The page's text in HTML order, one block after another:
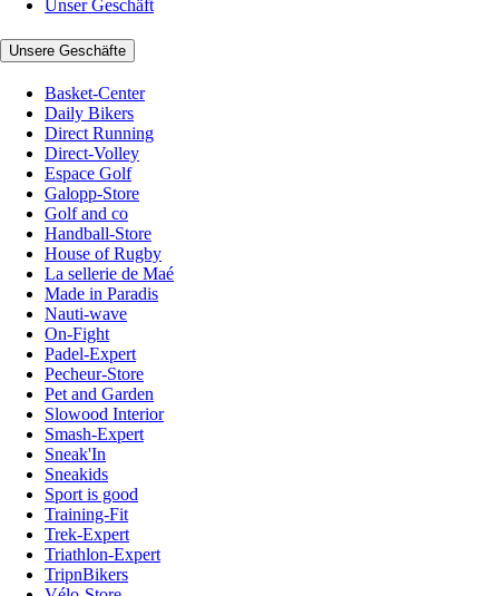
Unser Geschäft
Unsere Geschäfte
Basket-Center
Daily Bikers
Direct Running
Direct-Volley
Espace Golf
Galopp-Store
Golf and co
Handball-Store
House of Rugby
La sellerie de Maé
Made in Paradis
Nauti-wave
On-Fight
Padel-Expert
Pecheur-Store
Pet and Garden
Slowood Interior
Smash-Expert
Sneak'In
Sneakids
Sport is good
Training-Fit
Trek-Expert
Triathlon-Expert
TripnBikers